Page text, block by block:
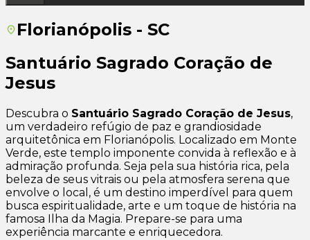
Florianópolis - SC
Santuário Sagrado Coração de
Jesus
Descubra o Santuário Sagrado Coração de Jesus,
um verdadeiro refúgio de paz e grandiosidade
arquitetônica em Florianópolis. Localizado em Monte
Verde, este templo imponente convida à reflexão e à
admiração profunda. Seja pela sua história rica, pela
beleza de seus vitrais ou pela atmosfera serena que
envolve o local, é um destino imperdível para quem
busca espiritualidade, arte e um toque de história na
famosa Ilha da Magia. Prepare-se para uma
experiência marcante e enriquecedora.